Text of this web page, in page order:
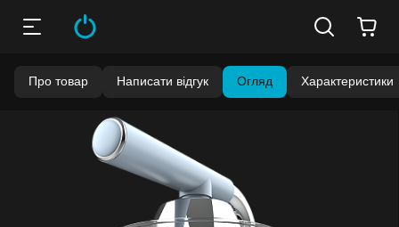
Про товар Написати відгук Огляд Характеристики